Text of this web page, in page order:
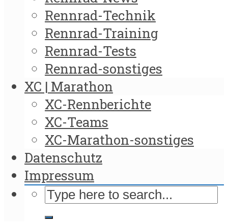
Rennrad-Technik
Rennrad-Training
Rennrad-Tests
Rennrad-sonstiges
XC | Marathon
XC-Rennberichte
XC-Teams
XC-Marathon-sonstiges
Datenschutz
Impressum